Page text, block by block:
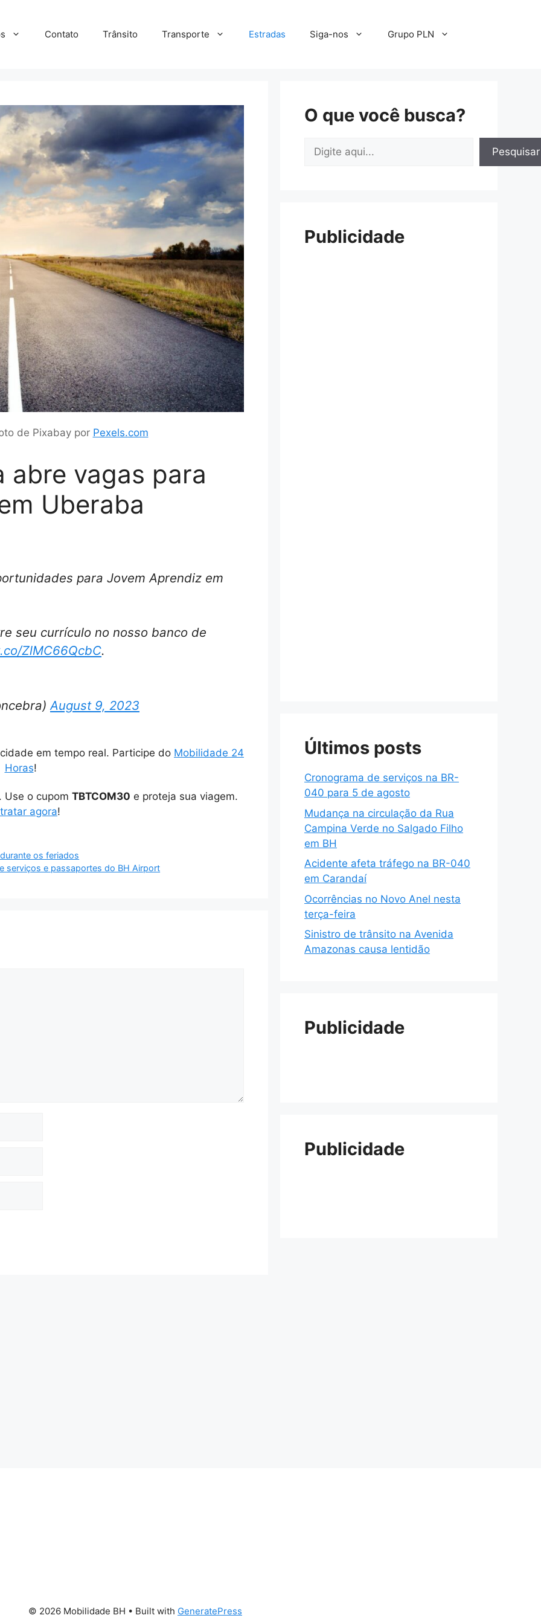
Contato Trânsito Transporte Estradas Siga-nos Grupo PLN
de Pixabay por Pexels.com
abre vagas para
Uberaba
para Jovem Aprendiz em
seu currículo no nosso banco de
ZlMC66QcbC.
August 9, 2023
em tempo real. Participe do Mobilidade 24
Horas!
Use o cupom TBTCOM30 e proteja sua viagem.
agora!
os feriados
serviços e passaportes do BH Airport
O que você busca?
Pesquisar
Pesquisar
Publicidade
Últimos posts
Cronograma de serviços na BR-
040 para 5 de agosto
Mudança na circulação da Rua
Campina Verde no Salgado Filho
em BH
Acidente afeta tráfego na BR-040
em Carandaí
Ocorrências no Novo Anel nesta
terça-feira
Sinistro de trânsito na Avenida
Amazonas causa lentidão
Publicidade
Publicidade
© 2026 Mobilidade BH • Built with GeneratePress